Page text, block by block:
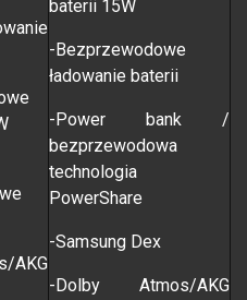
AKG
baterii 15W
-Bezprzewodowe
ładowanie baterii
-Power bank /
bezprzewodowa
technologia
PowerShare
-Samsung Dex
-Dolby Atmos/AKG